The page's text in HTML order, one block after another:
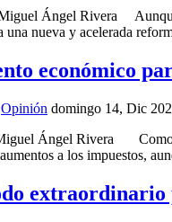
Ángel Rivera Aunque
una nueva y acelerada
económico
Opinión domingo 14, Dic
Ángel Rivera Como
a los impuestos,